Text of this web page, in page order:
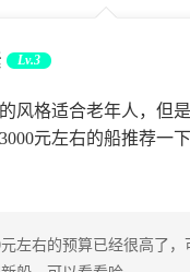
Lv.3
风格适合老年人，但
元左右的船推荐一下
元左右的预算已经很高了，